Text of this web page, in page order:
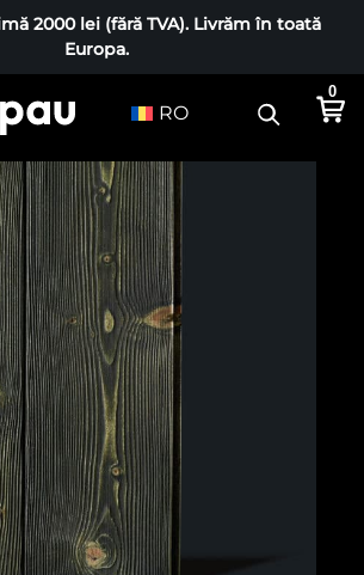
2000 lei (fără TVA). Livrăm în toată
Europa.
RO
0